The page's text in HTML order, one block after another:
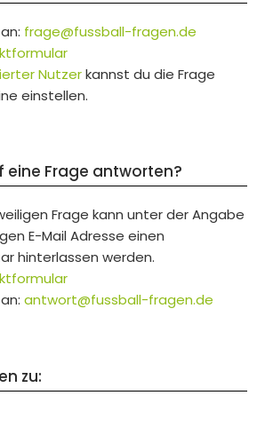
frage@fussball-fragen.de
Nutzerkannst du die Frage
einstellen.
Frage antworten?
Frage kann unter der Angabe
E-Mail Adresse einen
hinterlassen werden.
antwort@fussball-fragen.de
zu: